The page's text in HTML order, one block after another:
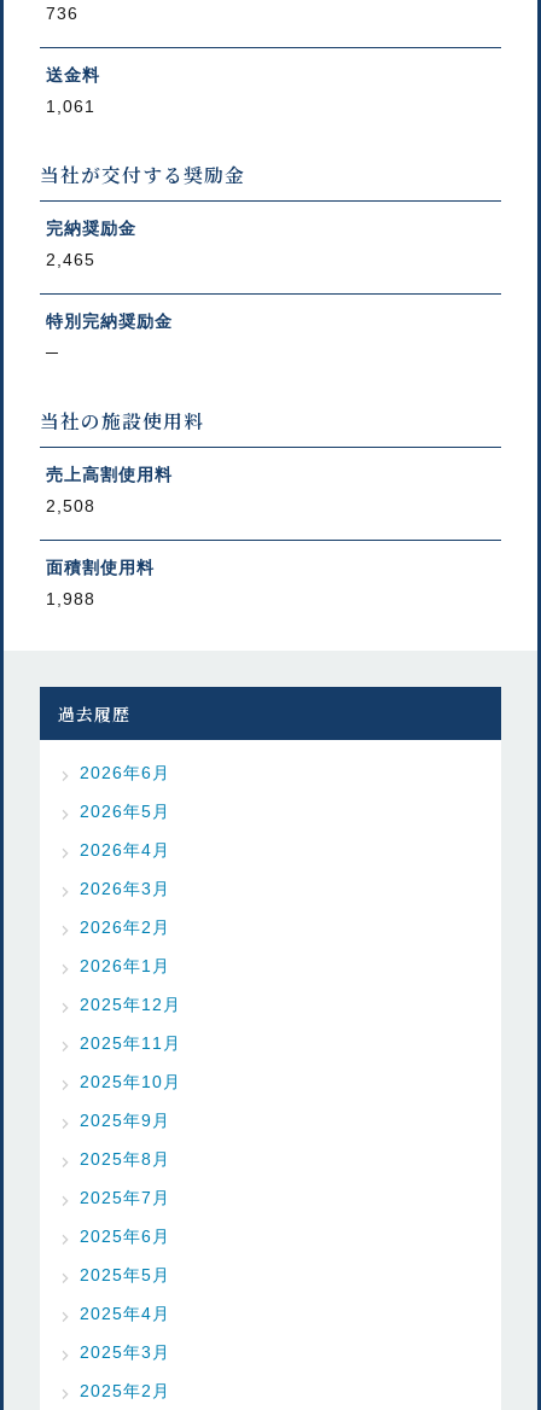
736
送金料
1,061
当社が交付する奨励金
完納奨励金
2,465
特別完納奨励金
─
当社の施設使用料
売上高割使用料
2,508
面積割使用料
1,988
過去履歴
2026年6月
2026年5月
2026年4月
2026年3月
2026年2月
2026年1月
2025年12月
2025年11月
2025年10月
2025年9月
2025年8月
2025年7月
2025年6月
2025年5月
2025年4月
2025年3月
2025年2月